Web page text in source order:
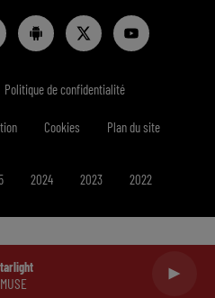
MUSE
Politique de confidentialité
Cookies Plan du site
2024 2023 2022